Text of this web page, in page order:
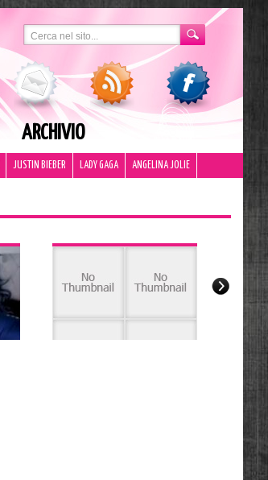
ARCHIVIO
JUSTIN BIEBER LADY GAGA ANGELINA JOLIE